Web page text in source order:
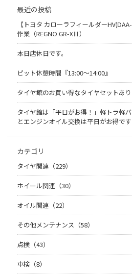
最近の投稿
【トヨタ カローラフィールダー
作業（REGNO GR-XⅢ）
本日店休日です。
ピット休憩時間『13:00～14:00』
タイヤ館のお買い得なタイヤセットあり
タイヤ館は「平日がお得！」軽トラ軽
とエンジンオイル交換は平日がお得で
カテゴリ
タイヤ関連（229）
ホイール関連（30）
オイル関連（22）
その他メンテナンス（58）
点検（43）
車検（8）